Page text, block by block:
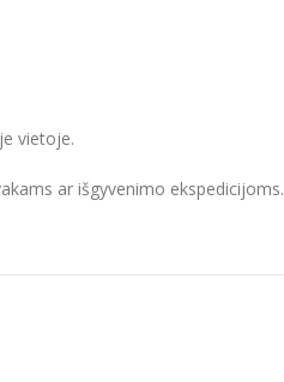
vietoje.
ar išgyvenimo ekspedicijoms.